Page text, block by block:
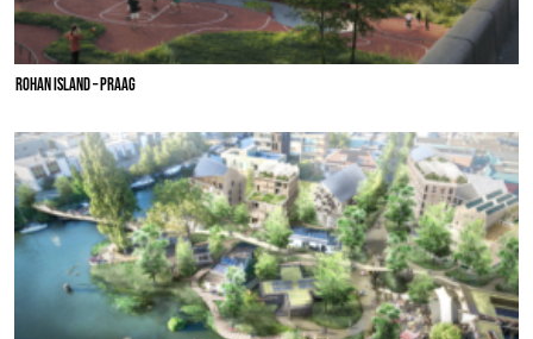
ROHAN ISLAND – PRAAG